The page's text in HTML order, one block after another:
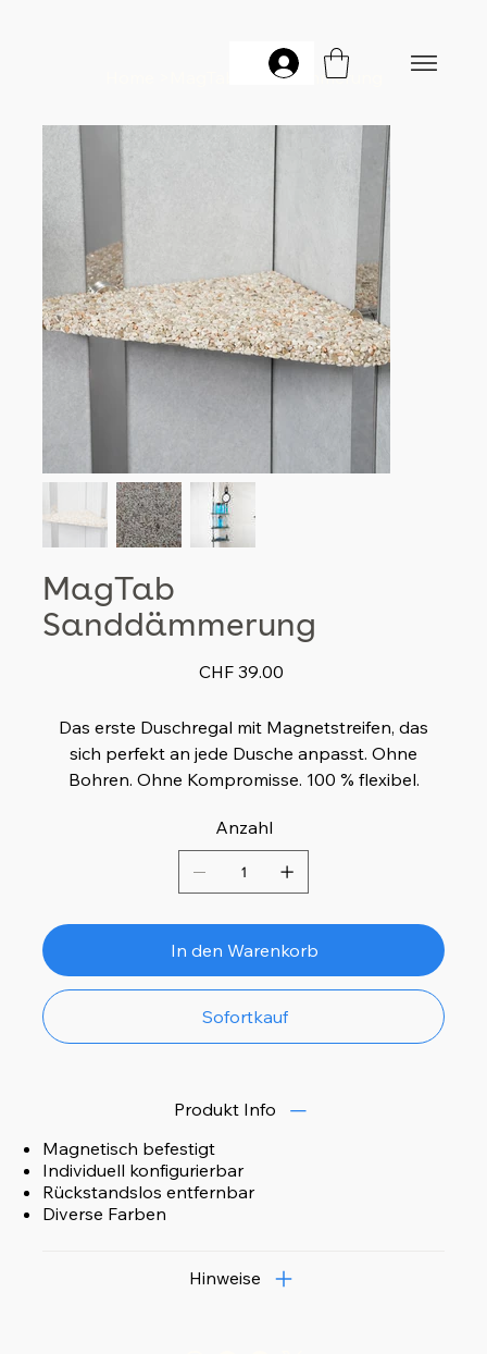
MagTab Sanddämmerung
MagTab
Sanddämmerung
CHF 39.00
Das erste Duschregal mit Magnetstreifen, das
sich perfekt an jede Dusche anpasst. Ohne
Bohren. Ohne Kompromisse. 100 % flexibel.
Anzahl
In den Warenkorb
Sofortkauf
Produkt Info
Magnetisch befestigt
Individuell konfigurierbar
Rückstandslos entfernbar
Diverse Farben
Hinweise